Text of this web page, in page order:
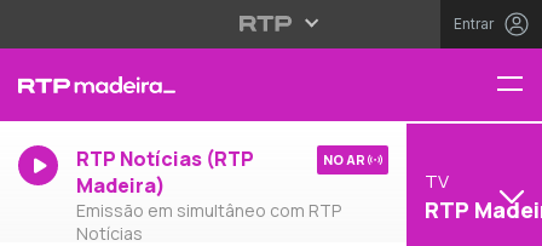
Entrar
RTP Notícias (RTP
Madeira)
Emissão em simultâneo com RTP
Notícias
NO AR
TV
RTP